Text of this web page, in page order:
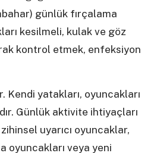
günlük fırçalama
kesilmeli, kulak ve göz
kontrol etmek, enfeksiyon
Kendi yatakları, oyuncakları
Günlük aktivite ihtiyaçları
uyarıcı oyuncaklar,
oyuncakları veya yeni